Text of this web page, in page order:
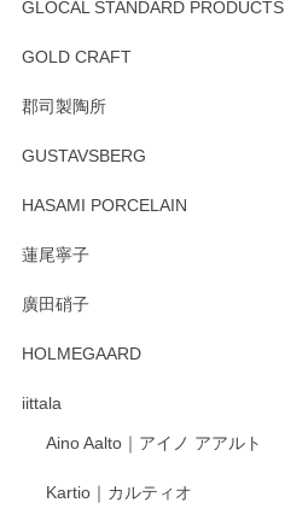
GLOCAL STANDARD PRODUCTS
GOLD CRAFT
郡司製陶所
GUSTAVSBERG
HASAMI PORCELAIN
蓮尾寧子
廣田硝子
HOLMEGAARD
iittala
Aino Aalto｜アイノ アアルト
Kartio｜カルティオ